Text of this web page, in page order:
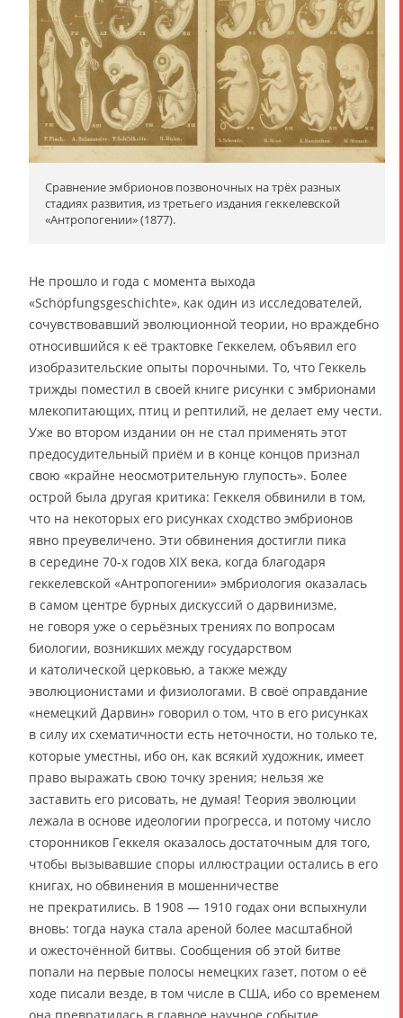
Сравнение эмбрионов позвоночных на трёх разных
стадиях развития, из третьего издания геккелевской
«Антропогении» (1877).
Не прошло и года с момента выхода
«Schöpfungsgeschichte», как один из исследователей,
сочувствовавший эволюционной теории, но враждебно
относившийся к её трактовке Геккелем, объявил его
изобразительские опыты порочными. То, что Геккель
трижды поместил в своей книге рисунки с эмбрионами
млекопитающих, птиц и рептилий, не делает ему чести.
Уже во втором издании он не стал применять этот
предосудительный приём и в конце концов признал
свою «крайне неосмотрительную глупость». Более
острой была другая критика: Геккеля обвинили в том,
что на некоторых его рисунках сходство эмбрионов
явно преувеличено. Эти обвинения достигли пика
в середине 70-х годов XIX века, когда благодаря
геккелевской «Антропогении» эмбриология оказалась
в самом центре бурных дискуссий о дарвинизме,
не говоря уже о серьёзных трениях по вопросам
биологии, возникших между государством
и католической церковью, а также между
эволюционистами и физиологами. В своё оправдание
«немецкий Дарвин» говорил о том, что в его рисунках
в силу их схематичности есть неточности, но только те,
которые уместны, ибо он, как всякий художник, имеет
право выражать свою точку зрения; нельзя же
заставить его рисовать, не думая! Теория эволюции
лежала в основе идеологии прогресса, и потому число
сторонников Геккеля оказалось достаточным для того,
чтобы вызывавшие споры иллюстрации остались в его
книгах, но обвинения в мошенничестве
не прекратились. В 1908 — 1910 годах они вспыхнули
вновь: тогда наука стала ареной более масштабной
и ожесточённой битвы. Сообщения об этой битве
попали на первые полосы немецких газет, потом о её
ходе писали везде, в том числе в США, ибо со временем